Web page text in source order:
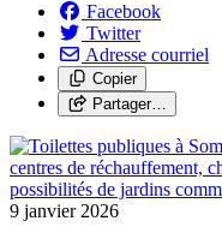
Facebook
Twitter
Adresse courriel
Copier
Partager…
9 janvier 2026